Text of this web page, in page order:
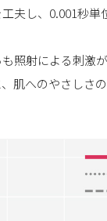
工夫し、0.001秒
照射による刺激が
肌へのやさしさ